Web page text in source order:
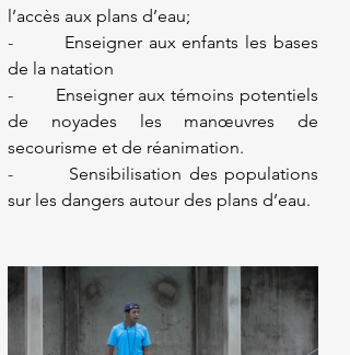
l’accès aux plans d’eau;
- Enseigner aux enfants les bases
de la natation
- Enseigner aux témoins potentiels
de noyades les manœuvres de
secourisme et de réanimation.
- Sensibilisation des populations
sur les dangers autour des plans d’eau.